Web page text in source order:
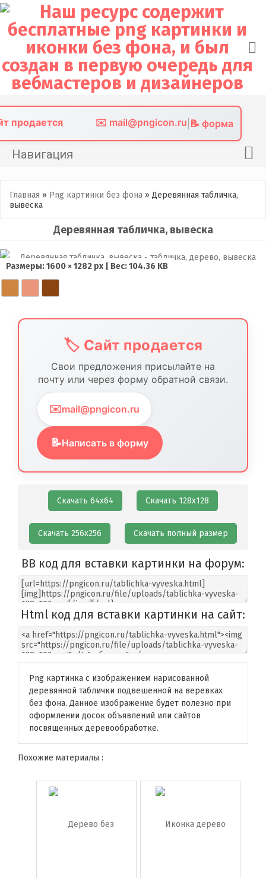
Skip
to
content
продается ✉️ mail@pngicon.ru 📝 форма
Навигация
Png иконки
Контакты
Главная » Png картинки без фона » Деревянная табличка,
вывеска
Деревянная табличка, вывеска
Размеры: 1600 × 1282 px | Вес: 104.36 KB
🏷️ Сайт продается
Свои предложения присылайте на
почту или через форму обратной связи.
✉️mail@pngicon.ru
📝Написать в форму
Скачать 64х64 Скачать 128х128
Скачать 256х256 Скачать полный размер
BB код для вставки картинки на форум:
Html код для вставки картинки на сайт:
Png картинка с изображением нарисованной
деревянной таблички подвешенной на веревках
без фона. Данное изображение будет полезно при
оформлении досок объявлений или сайтов
посвященных деревообработке.
Похожие материалы :